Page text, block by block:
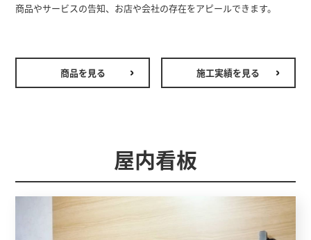
商品やサービスの告知、お店や会社の存在をアピールできます。
商品を見る 施工実績を見る
屋内看板